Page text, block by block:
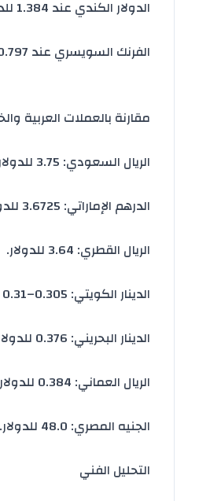
الدولار الكندي عند 1.384 للدولار.
الفرنك السويسري عند 0.797 للدولار.
مقارنة بالعملات العربية
الريال السعودي: 3.75 للدولار.
الدرهم الإماراتي: 3.6725 للدولار.
الريال القطري: 3.64 للدولار.
الدينار الكويتي: 0.305–0.31 للدولار.
الدينار البحريني: 0.376 للدولار.
الريال العماني: 0.384 للدولار.
الجنيه المصري: 48.0 للدولار.
التحليل الفني